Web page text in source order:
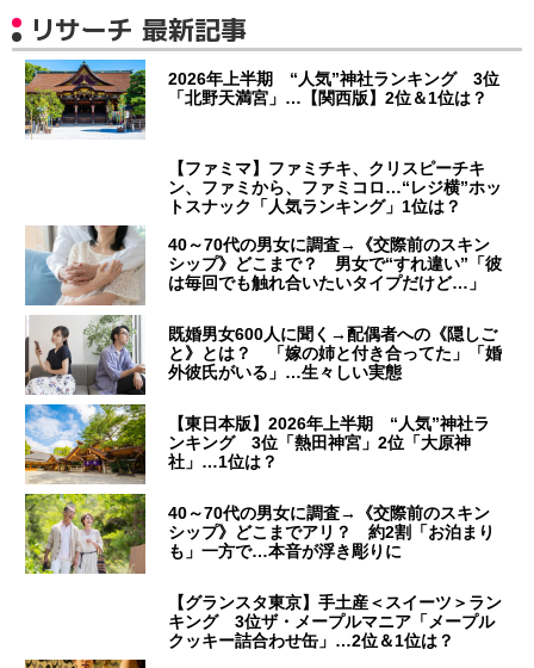
リサーチ 最新記事
2026年上半期 “人気”神社ランキング 3位
「北野天満宮」…【関西版】2位＆1位は？
【ファミマ】ファミチキ、クリスピーチキ
ン、ファミから、ファミコロ…“レジ横”ホッ
トスナック「人気ランキング」1位は？
40～70代の男女に調査→《交際前のスキン
シップ》どこまで？ 男女で“すれ違い”「彼
は毎回でも触れ合いたいタイプだけど…」
既婚男女600人に聞く→配偶者への《隠しご
と》とは？ 「嫁の姉と付き合ってた」「婚
外彼氏がいる」…生々しい実態
【東日本版】2026年上半期 “人気”神社ラ
ンキング 3位「熱田神宮」2位「大原神
社」…1位は？
40～70代の男女に調査→《交際前のスキン
シップ》どこまでアリ？ 約2割「お泊まり
も」一方で…本音が浮き彫りに
【グランスタ東京】手土産＜スイーツ＞ラン
キング 3位ザ・メープルマニア「メープル
クッキー詰合わせ缶」…2位＆1位は？